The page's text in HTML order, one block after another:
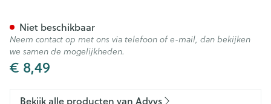
€ 8,49
Niet beschikbaar
Neem contact op met ons via telefoon of e-mail, dan bekijken
we samen de mogelijkheden.
Bekijk alle producten van Advys